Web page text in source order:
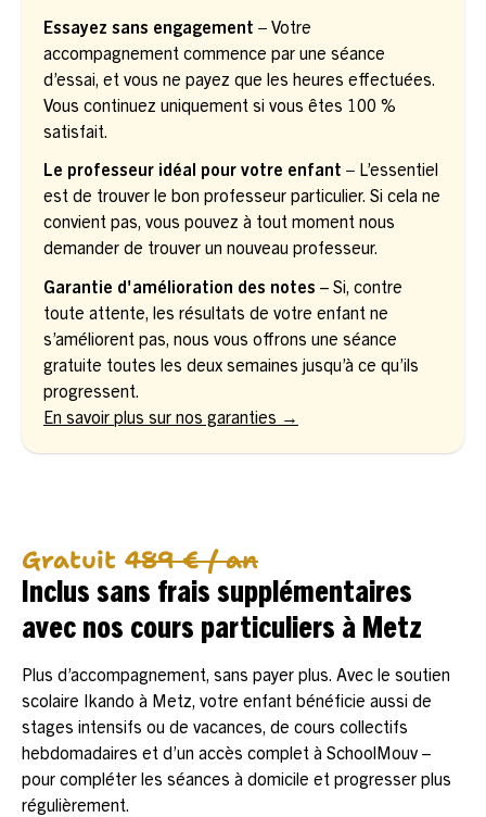
Essayez sans engagement – Votre
accompagnement commence par une séance
d’essai, et vous ne payez que les heures effectuées.
Vous continuez uniquement si vous êtes 100 %
satisfait.
Le professeur idéal pour votre enfant – L’essentiel
est de trouver le bon professeur particulier. Si cela ne
convient pas, vous pouvez à tout moment nous
demander de trouver un nouveau professeur.
Garantie d'amélioration des notes – Si, contre
toute attente, les résultats de votre enfant ne
s’améliorent pas, nous vous offrons une séance
gratuite toutes les deux semaines jusqu’à ce qu’ils
progressent.
En savoir plus sur nos garanties →
Gratuit 489 € / an
Inclus sans frais supplémentaires
avec nos cours particuliers à Metz
Plus d’accompagnement, sans payer plus. Avec le soutien
scolaire Ikando à Metz, votre enfant bénéficie aussi de
stages intensifs ou de vacances, de cours collectifs
hebdomadaires et d’un accès complet à SchoolMouv –
pour compléter les séances à domicile et progresser plus
régulièrement.